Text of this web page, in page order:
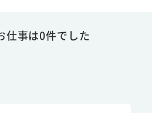
仕事は0件でした